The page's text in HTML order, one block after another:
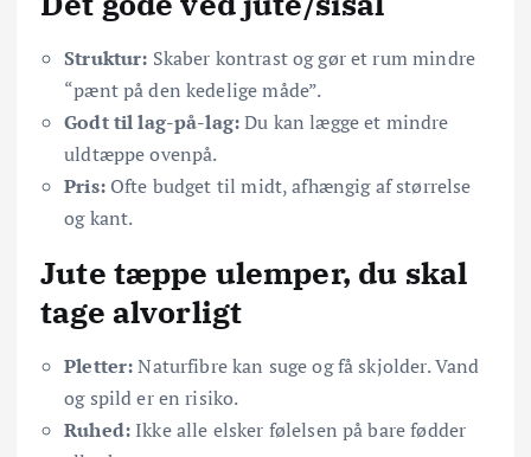
Struktur: Skaber kontrast og gør et rum mindre
“pænt på den kedelige måde”.
Godt til lag-på-lag:Du kan lægge et mindre
uldtæppe ovenpå.
Pris:Ofte budget til midt, afhængig af størrelse
og kant.
Jute tæppe ulemper, du skal
tage alvorligt
Pletter:Naturfibre kan suge og få skjolder. Vand
og spild er en risiko.
Ruhed:Ikke alle elsker følelsen på bare fødder